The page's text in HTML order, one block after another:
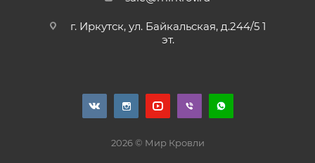
г. Иркутск, ул. Байкальская, д.244/5 1
эт.
2026 © Мир Кровли